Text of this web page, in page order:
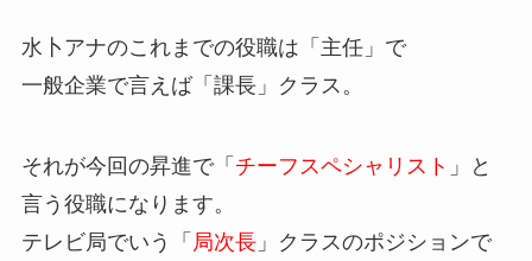
水卜アナのこれまでの役職は「主任」で
一般企業で言えば「課長」クラス。
それが今回の昇進で「 チーフスペシャリスト 」と
言う役職になります。
テレビ局でいう「 局次長」クラスのポジションで